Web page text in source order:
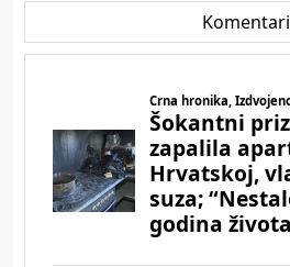
Komentari